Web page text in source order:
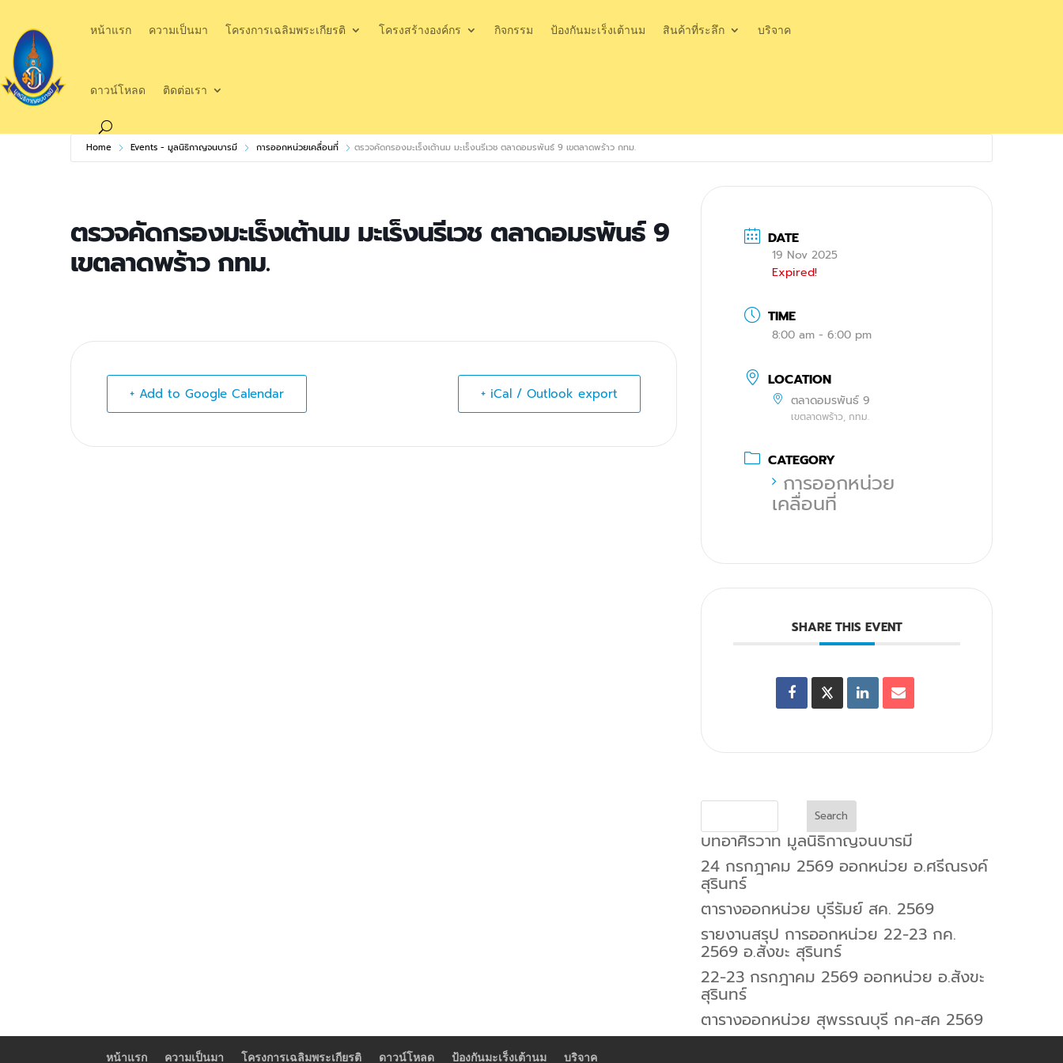
หน้าแรก ความเป็นมา โครงการเฉลิมพระเกียรติ โครงสร้างองค์กร กิจกรรม ป้องกันมะเร็งเต้านม สินค้าที่ระลึก บริจาค
ดาวน์โหลด ติดต่อเรา
Home Events - มูลนิธิกาญจนบารมี การออกหน่วยเคลื่อนที่ ตรวจคัดกรองมะเร็งเต้านม มะเร็งนรีเวช ตลาดอมรพันธ์ 9 เขตลาดพร้าว กทม.
ตรวจคัดกรองมะเร็งเต้านม มะเร็งนรีเวช ตลาดอมรพันธ์ 9
เขตลาดพร้าว กทม.
+ Add to Google Calendar + iCal / Outlook export
DATE
19 Nov 2025
Expired!
TIME
8:00 am - 6:00 pm
LOCATION
ตลาดอมรพันธ์ 9
เขตลาดพร้าว, กทม.
CATEGORY
การออกหน่วย
เคลื่อนที่
SHARE THIS EVENT
Search
บทอาศิรวาท มูลนิธิกาญจนบารมี
24 กรกฎาคม 2569 ออกหน่วย อ.ศรีณรงค์
สุรินทร์
ตารางออกหน่วย บุรีรัมย์ สค. 2569
รายงานสรุป การออกหน่วย 22-23 กค.
2569 อ.สังขะ สุรินทร์
22-23 กรกฎาคม 2569 ออกหน่วย อ.สังขะ
สุรินทร์
ตารางออกหน่วย สุพรรณบุรี กค-สค 2569
หน้าแรก ความเป็นมา โครงการเฉลิมพระเกียรติ ดาวน์โหลด ป้องกันมะเร็งเต้านม บริจาค